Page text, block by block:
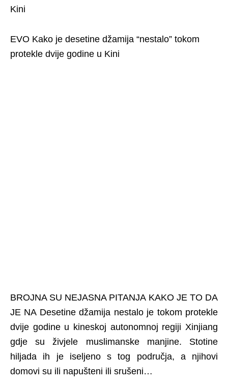
Kini
EVO Kako je desetine džamija “nestalo” tokom
protekle dvije godine u Kini
BROJNA SU NEJASNA PITANJA KAKO JE TO DA
JE NA Desetine džamija nestalo je tokom protekle
dvije godine u kineskoj autonomnoj regiji Xinjiang
gdje su živjele muslimanske manjine. Stotine
hiljada ih je iseljeno s tog područja, a njihovi
domovi su ili napušteni ili srušeni…